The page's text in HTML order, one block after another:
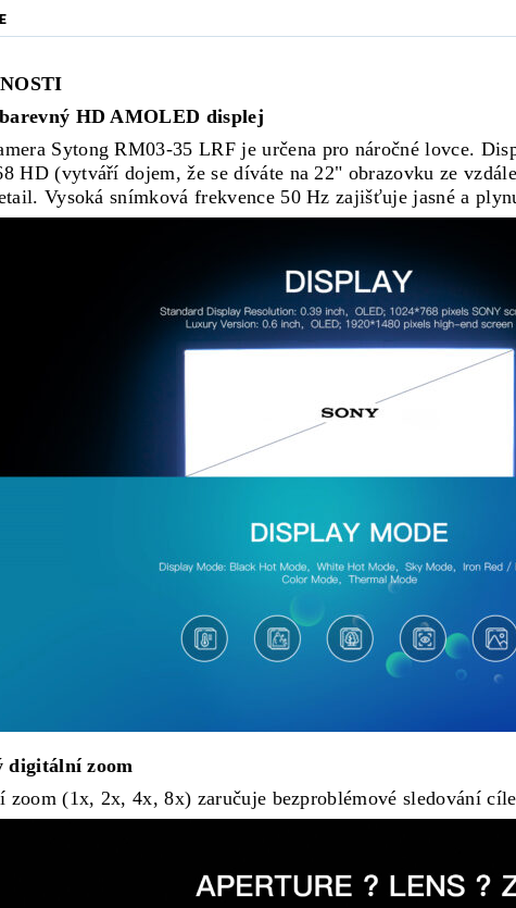
HD AMOLED displej
Sytong RM03-35 LRF je určena pro náročné lovce.
HD (vytváří dojem, že se díváte na 22" obrazovku ze
Vysoká snímková frekvence 50 Hz zajišťuje jasné a
digitální zoom
zoom (1x, 2x, 4x, 8x) zaručuje bezproblémové sledování